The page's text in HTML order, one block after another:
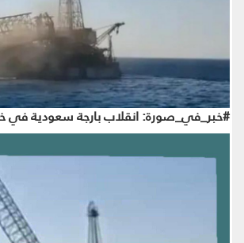
#خبر_في_صورة: انقلاب بارجة سعودية في